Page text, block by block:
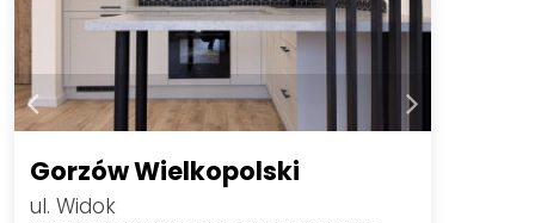
Gorzów Wielkopolski
ul. Widok